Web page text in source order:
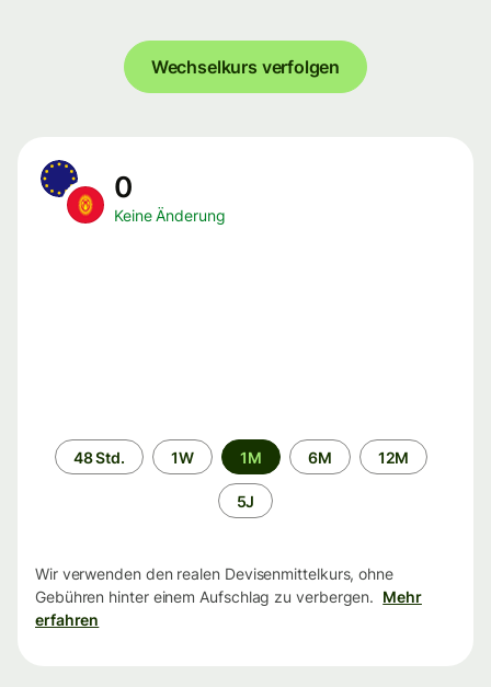
Wechselkurs verfolgen
0
Keine Änderung
Zeitraum
48 Std. 1W 1M 6M 12M
5J
Wir verwenden den realen Devisenmittelkurs, ohne
Gebühren hinter einem Aufschlag zu verbergen. Mehr
erfahren